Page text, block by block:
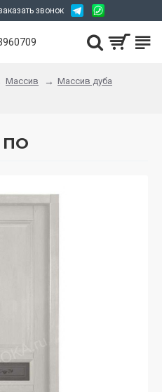
звонок
Массив
Массив дуба
ПО